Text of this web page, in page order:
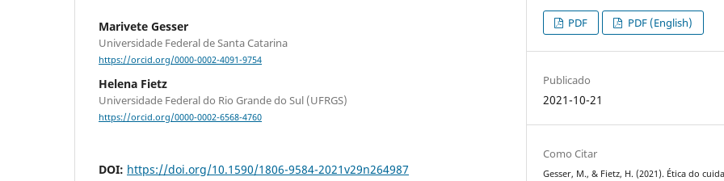
Marivete Gesser
Universidade Federal de Santa Catarina
https://orcid.org/0000-0002-4091-9754
Helena Fietz
Universidade Federal do Rio Grande do Sul (UFRGS)
https://orcid.org/0000-0002-6568-4760
DOI: https://doi.org/10.1590/1806-9584-2021v29n264987
PDF PDF (English)
Publicado
2021-10-21
Como Citar
Gesser, M., & Fietz, H. (2021). Ética do